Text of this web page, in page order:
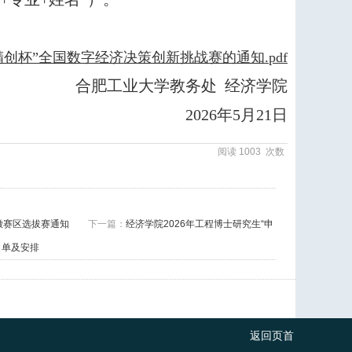
杯”全国数字经济决策创新挑战赛的通知.pdf
合肥工业大学教务处 经济学院
2026年5月21 日
阅读 1003 次数
区选拔赛通知 下一篇： 经济学院2026年工程博士研究生“申
及安排
返回页首